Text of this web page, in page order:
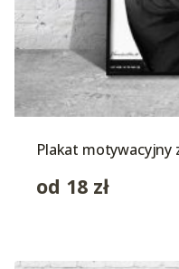
Plakat motywacyjny
od 18 zł